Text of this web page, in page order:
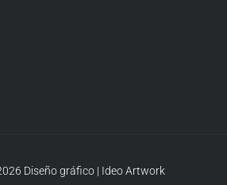
Diseño gráfico | Ideo Artwork